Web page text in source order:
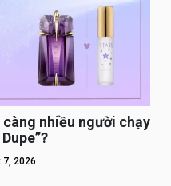
nhiều người chạy
2026